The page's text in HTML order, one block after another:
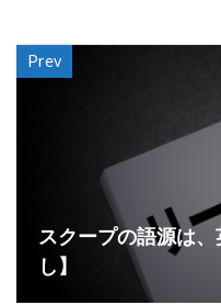
Prev
スクープの語源は
し】